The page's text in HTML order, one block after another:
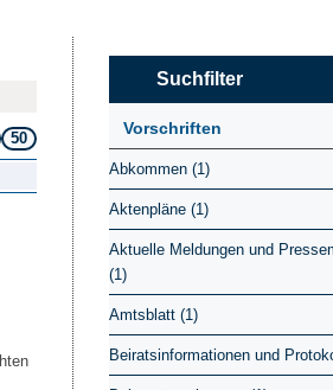
50
Suchfilter
Vorschriften
Abkommen (1)
Aktenpläne (1)
Aktuelle Meldungen und
(1)
Amtsblatt (1)
Beiratsinformationen und